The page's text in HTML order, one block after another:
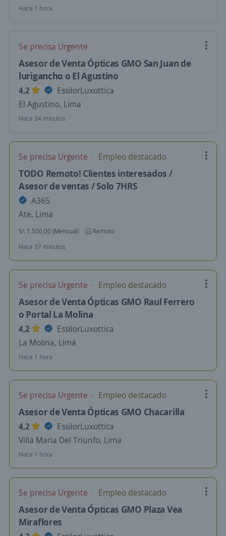
Hace 1 hora
Se precisa Urgente
Asesor de Venta Ópticas GMO San Juan de
lurigancho o El Agustino
4,2
EssilorLuxottica
El Agustino, Lima
Hace 34 minutos
Se precisa Urgente Empleo destacado
TODO Remoto! Clientes interesados /
Asesor de ventas / Solo 7HRS
A365
Ate, Lima
S/. 1.500,00 (Mensual)
Remoto
Hace 37 minutos
Se precisa Urgente Empleo destacado
Asesor de Venta Ópticas GMO Raul Ferrero
o Portal La Molina
4,2
EssilorLuxottica
La Molina, Lima
Hace 1 hora
Se precisa Urgente Empleo destacado
Asesor de Venta Ópticas GMO Chacarilla
4,2
EssilorLuxottica
Villa Maria Del Triunfo, Lima
Hace 1 hora
Se precisa Urgente Empleo destacado
Asesor de Venta Ópticas GMO Plaza Vea
Miraflores